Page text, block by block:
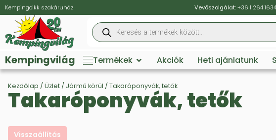
Kempingcikk szakáruház Vevőszolgálat: +36 1 264 1634
Kempingvilág Termékek Akciók Heti ajánlatunk
Kezdőlap / Üzlet / Jármű körül / Takaróponyvák, tetők
Takaróponyvák, tetők
Visszaállítás